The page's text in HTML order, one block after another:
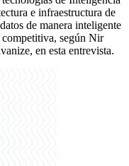
e infraestructura de
de manera inteligente
según Nir
en esta entrevista.